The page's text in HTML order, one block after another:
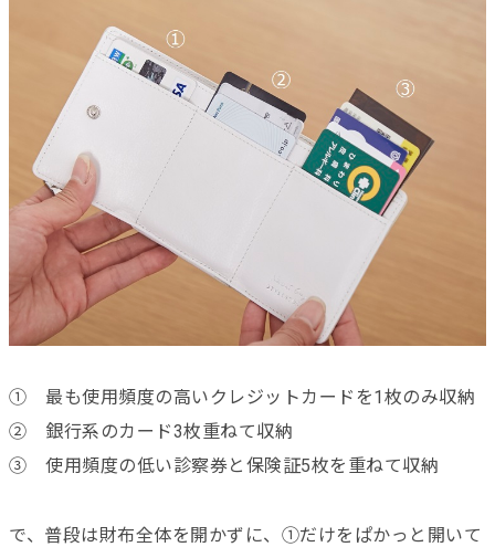
① 最も使用頻度の高いクレジットカードを1枚のみ収納
② 銀行系のカード3枚重ねて収納
③ 使用頻度の低い診察券と保険証5枚を重ねて収納
で、普段は財布全体を開かずに、①だけをぱかっと開いて